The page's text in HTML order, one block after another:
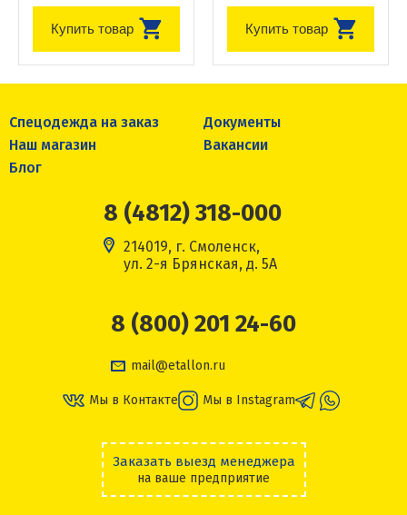
Купить товар Купить товар
Спецодежда на заказ
Документы
Наш магазин
Вакансии
Блог
8 (4812) 318-000
214019, г. Смоленск,
ул. 2-я Брянская, д. 5А
8 (800) 201 24-60
mail@etallon.ru
Мы в Контакте Мы в Instagram
Заказать выезд менеджера
на ваше предприятие